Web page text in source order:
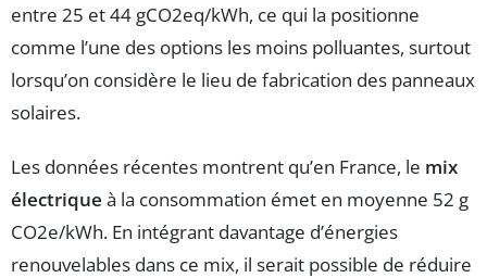
entre 25 et 44 gCO2eq/kWh, ce qui la positionne
comme l’une des options les moins polluantes, surtout
lorsqu’on considère le lieu de fabrication des panneaux
solaires.
Les données récentes montrent qu’en France, le mix
électrique à la consommation émet en moyenne 52 g
CO2e/kWh. En intégrant davantage d’énergies
renouvelables dans ce mix, il serait possible de réduire